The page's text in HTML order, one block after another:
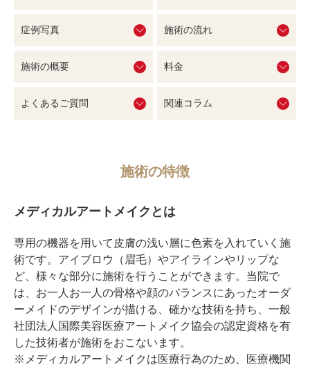
症例写真 施術の流れ
施術の概要 料金
よくあるご質問 関連コラム
施術の特徴
メディカルアートメイクとは
専用の機器を用いて皮膚の浅い層に色素を入れていく施
術です。アイブロウ（眉毛）やアイラインやリップな
ど、様々な部分に施術を行うことができます。当院で
は、お一人お一人の骨格や顔のバランスにあったオーダ
ーメイドのデザインが描ける、確かな技術を持ち、一般
社団法人国際美容医療アートメイク協会の認定資格を有
した技術者が施術をおこないます。
※メディカルアートメイクは医療行為のため、医療機関